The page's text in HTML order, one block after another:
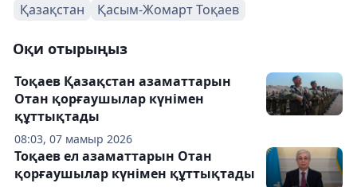
Қазақстан Қасым-Жомарт Тоқаев
Оқи отырыңыз
08:03, 07 мамыр 2026
Тоқаев Қазақстан азаматтарын
Отан қорғаушылар күнімен
құттықтады
Тоқаев ел азаматтарын Отан
қорғаушылар күнімен құттықтады